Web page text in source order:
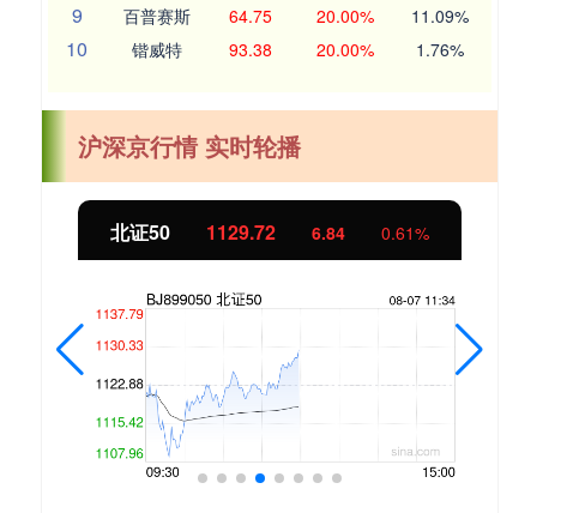
9 百普赛斯 64.75 20.00% 11.09%
10 锴威特 93.38 20.00% 1.76%
沪深京行情 实时轮播
北证50 1129.72 6.84 0.61%